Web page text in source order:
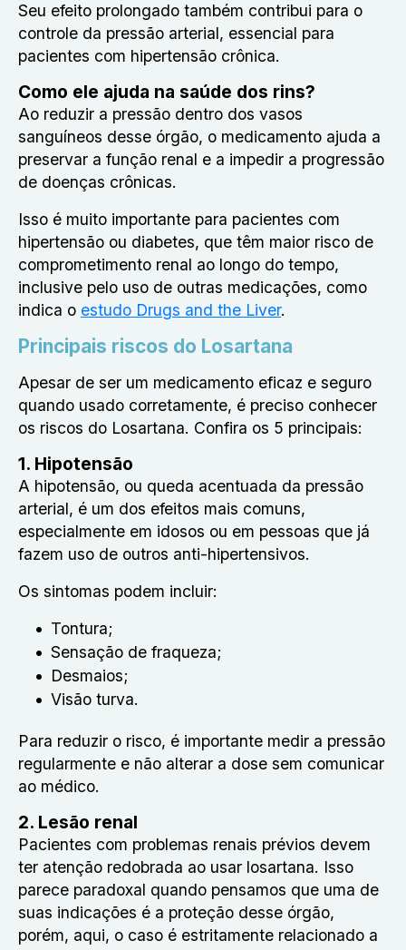
Seu efeito prolongado também contribui para o
controle da pressão arterial, essencial para
pacientes com hipertensão crônica.
Como ele ajuda na saúde dos rins?
Ao reduzir a pressão dentro dos vasos
sanguíneos desse órgão, o medicamento ajuda a
preservar a função renal e a impedir a progressão
de doenças crônicas.
Isso é muito importante para pacientes com
hipertensão ou diabetes, que têm maior risco de
comprometimento renal ao longo do tempo,
inclusive pelo uso de outras medicações, como
indica o estudo Drugs and the Liver.
Principais riscos do Losartana
Apesar de ser um medicamento eficaz e seguro
quando usado corretamente, é preciso conhecer
os riscos do Losartana. Confira os 5 principais:
1. Hipotensão
A hipotensão, ou queda acentuada da pressão
arterial, é um dos efeitos mais comuns,
especialmente em idosos ou em pessoas que já
fazem uso de outros anti-hipertensivos.
Os sintomas podem incluir:
Tontura;
Sensação de fraqueza;
Desmaios;
Visão turva.
Para reduzir o risco, é importante medir a pressão
regularmente e não alterar a dose sem comunicar
ao médico.
2. Lesão renal
Pacientes com problemas renais prévios devem
ter atenção redobrada ao usar losartana. Isso
parece paradoxal quando pensamos que uma de
suas indicações é a proteção desse órgão,
porém, aqui, o caso é estritamente relacionado a